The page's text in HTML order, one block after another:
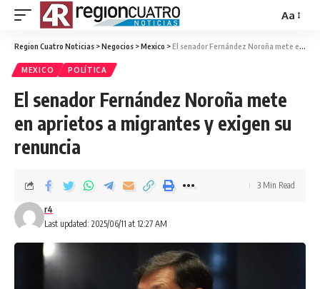
Aa
Region Cuatro Noticias >Negocios >Mexico >El senador Fernández Noroña mete en aprietos a migrantes y exigen su renuncia
MEXICO POLÍTICA
El senador Fernández Noroña mete
en aprietos a migrantes y exigen su
renuncia
Last updated: 2025/06/11 at 12:27 AM
r4
3 Min Read